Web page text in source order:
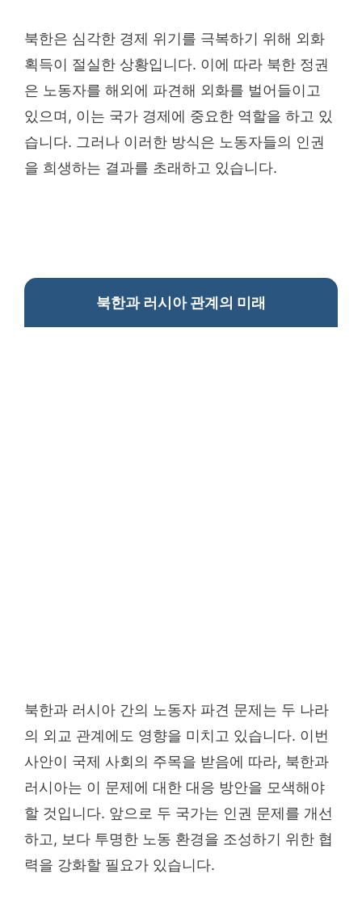
북한은 심각한 경제 위기를 극복하기 위해 외화
획득이 절실한 상황입니다. 이에 따라 북한 정권
은 노동자를 해외에 파견해 외화를 벌어들이고
있으며, 이는 국가 경제에 중요한 역할을 하고 있
습니다. 그러나 이러한 방식은 노동자들의 인권
을 희생하는 결과를 초래하고 있습니다.
북한과 러시아 관계의 미래
북한과 러시아 간의 노동자 파견 문제는 두 나라
의 외교 관계에도 영향을 미치고 있습니다. 이번
사안이 국제 사회의 주목을 받음에 따라, 북한과
러시아는 이 문제에 대한 대응 방안을 모색해야
할 것입니다. 앞으로 두 국가는 인권 문제를 개선
하고, 보다 투명한 노동 환경을 조성하기 위한 협
력을 강화할 필요가 있습니다.